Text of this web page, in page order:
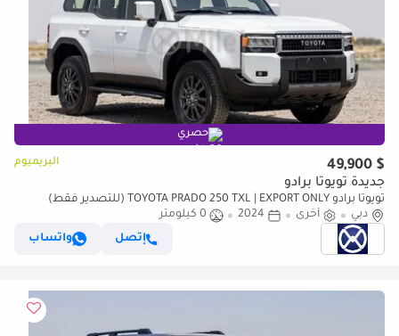
حصري
$ 49,900 البريميوم
جديدة تويوتا برادو
تويوتا برادو TOYOTA PRADO 250 TXL | EXPORT ONLY (للتصدير فقط)
دبي
أخرى 2024
0 كيلومتر
إتصل
واتساب